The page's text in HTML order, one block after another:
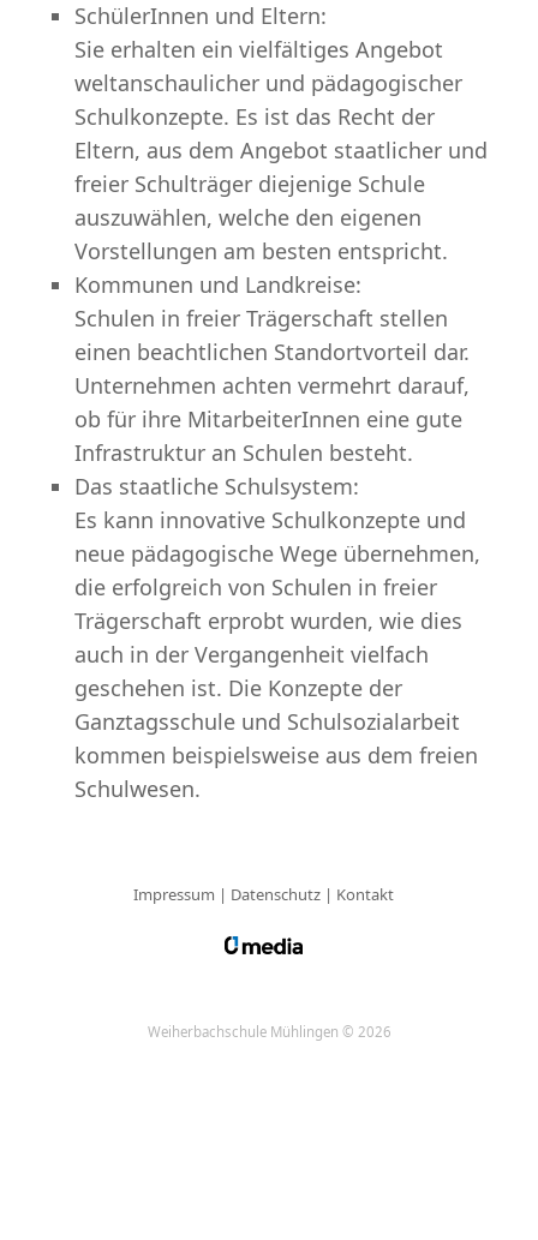
SchülerInnen und Eltern:
Sie erhalten ein vielfältiges Angebot
weltanschaulicher und pädagogischer
Schulkonzepte. Es ist das Recht der
Eltern, aus dem Angebot staatlicher und
freier Schulträger diejenige Schule
auszuwählen, welche den eigenen
Vorstellungen am besten entspricht.
Kommunen und Landkreise:
Schulen in freier Trägerschaft stellen
einen beachtlichen Standortvorteil dar.
Unternehmen achten vermehrt darauf,
ob für ihre MitarbeiterInnen eine gute
Infrastruktur an Schulen besteht.
Das staatliche Schulsystem:
Es kann innovative Schulkonzepte und
neue pädagogische Wege übernehmen,
die erfolgreich von Schulen in freier
Trägerschaft erprobt wurden, wie dies
auch in der Vergangenheit vielfach
geschehen ist. Die Konzepte der
Ganztagsschule und Schulsozialarbeit
kommen beispielsweise aus dem freien
Schulwesen.
Impressum | Datenschutz| Kontakt
Weiherbachschule Mühlingen © 2026